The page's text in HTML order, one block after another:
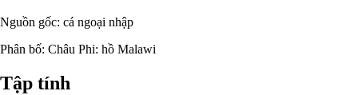
Nguồn gốc: cá ngoại nhập
Phân bố: Châu Phi: hồ Malawi
Tập tính